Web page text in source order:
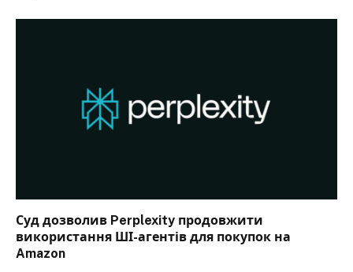
Суд дозволив Perplexity продовжити
використання ШІ-агентів для покупок на
Amazon